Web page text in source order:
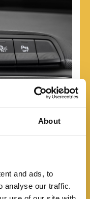
About
and ads, to
analyse our traffic.
de carga y la
Omega con